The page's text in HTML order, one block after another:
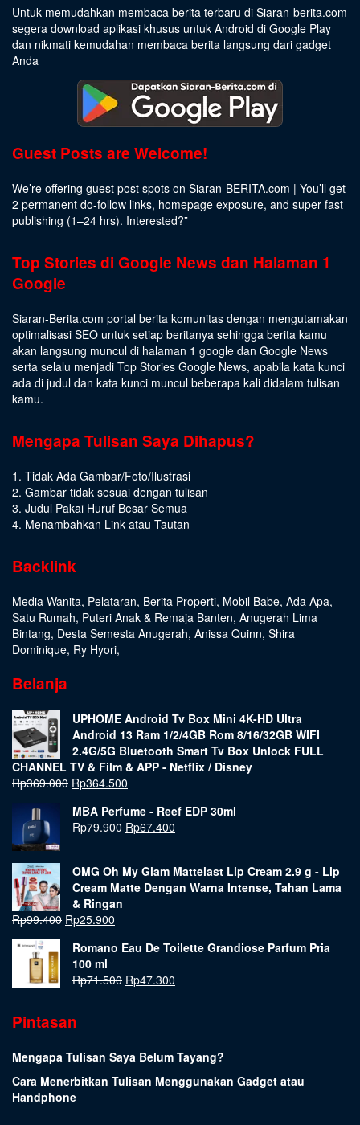
Untuk memudahkan membaca berita terbaru di Siaran-berita.com
segera download aplikasi khusus untuk Android di Google Play
dan nikmati kemudahan membaca berita langsung dari gadget
Anda
Guest Posts are Welcome!
We’re offering guest post spots on Siaran-BERITA.com | You’ll get
2 permanent do-follow links, homepage exposure, and super fast
publishing (1–24 hrs). Interested?”
Top Stories di Google News dan Halaman 1
Google
Siaran-Berita.com portal berita komunitas dengan mengutamakan
optimalisasi SEO untuk setiap beritanya sehingga berita kamu
akan langsung muncul di halaman 1 google dan Google News
serta selalu menjadi Top Stories Google News, apabila kata kunci
ada di judul dan kata kunci muncul beberapa kali didalam tulisan
kamu.
Mengapa Tulisan Saya Dihapus?
1. Tidak Ada Gambar/Foto/Ilustrasi
2. Gambar tidak sesuai dengan tulisan
3. Judul Pakai Huruf Besar Semua
4. Menambahkan Link atau Tautan
Backlink
Media Wanita, Pelataran, Berita Properti, Mobil Babe, Ada Apa,
Satu Rumah, Puteri Anak & Remaja Banten, Anugerah Lima
Bintang, Desta Semesta Anugerah, Anissa Quinn, Shira
Dominique, Ry Hyori,
Belanja
UPHOME Android Tv Box Mini 4K-HD Ultra
Android 13 Ram 1/2/4GB Rom 8/16/32GB WIFI
2.4G/5G Bluetooth Smart Tv Box Unlock FULL
CHANNEL TV & Film & APP - Netflix / Disney
Rp369.000 Rp364.500
MBA Perfume - Reef EDP 30ml
Rp79.900 Rp67.400
OMG Oh My Glam Mattelast Lip Cream 2.9 g - Lip
Cream Matte Dengan Warna Intense, Tahan Lama
& Ringan
Rp99.400 Rp25.900
Romano Eau De Toilette Grandiose Parfum Pria
100 ml
Rp71.500 Rp47.300
Pintasan
Mengapa Tulisan Saya Belum Tayang?
Cara Menerbitkan Tulisan Menggunakan Gadget atau
Handphone